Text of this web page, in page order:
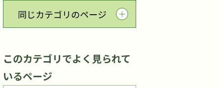
同じカテゴリのページ
このカテゴリでよく見られて
いるページ